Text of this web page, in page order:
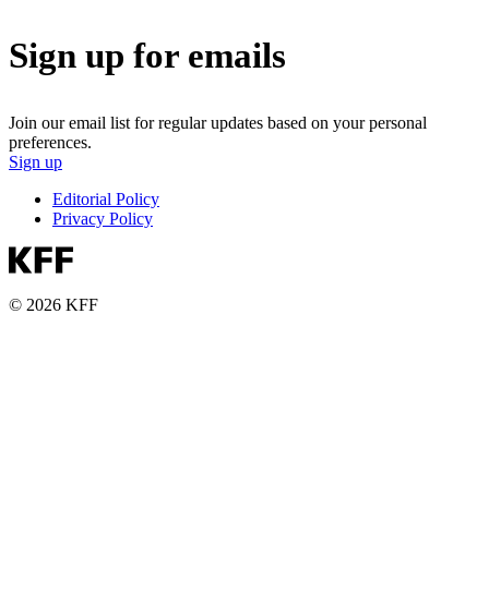
Sign up for emails
Join our email list for regular updates based on your personal
preferences.
Sign up
Editorial Policy
Privacy Policy
© 2026 KFF